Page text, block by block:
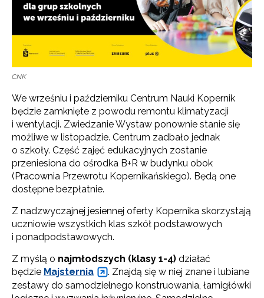
CNK
We wrześniu i październiku Centrum Nauki Kopernik
będzie zamknięte z powodu remontu klimatyzacji
i wentylacji. Zwiedzanie Wystaw ponownie stanie się
możliwe w listopadzie. Centrum zadbało jednak
o szkoły. Część zajęć edukacyjnych zostanie
przeniesiona do ośrodka B+R w budynku obok
(Pracownia Przewrotu Kopernikańskiego). Będą one
dostępne bezpłatnie.
Z nadzwyczajnej jesiennej oferty Kopernika skorzystają
uczniowie wszystkich klas szkół podstawowych
i ponadpodstawowych.
Z myślą o najmłodszych (klasy 1-4) działać
będzie Majsternia
. Znajdą się w niej znane i lubiane
zestawy do samodzielnego konstruowania, łamigłówki